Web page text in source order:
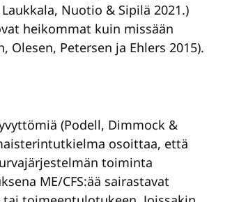
Nuotio & Sipilä 2021.)
heikommat kuin missään
Petersen ja Ehlers 2015).
(Podell, Dimmock &
osoittaa, että
toiminta
ME/CFS:ää sairastavat